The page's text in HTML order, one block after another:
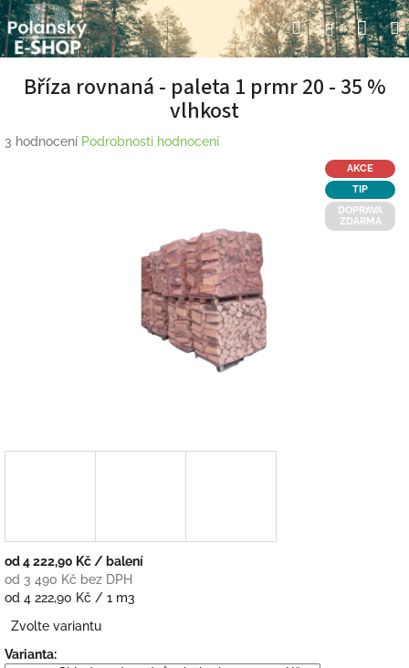
Přejít
na
obsah
HledatPřihlášení
Bříza rovnaná - paleta 1 prmr 20 - 35 %
vlhkost
Průměrné
3 hodnocení Podrobnosti hodnocení
AKCE
TIP
DOPRAVA
ZDARMA
od4 222,90 Kč / balení
od 3 490 Kč bez DPH
Měrná
od 4 222,90 Kč / 1 m3
Zvolte variantu
Varianta: